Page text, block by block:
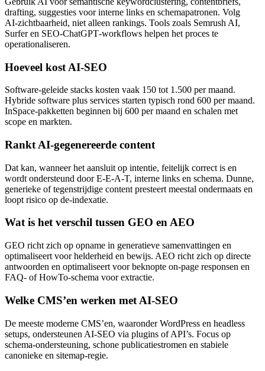
drafting, suggesties voor interne links en schemapatronen. Volg
AI‑zichtbaarheid, niet alleen rankings. Tools zoals Semrush AI,
Surfer en SEO‑ChatGPT‑workflows helpen het proces te
operationaliseren.
Hoeveel kost AI‑SEO
Software‑geleide stacks kosten vaak 150 tot 1.500 per maand.
Hybride software plus services starten typisch rond 600 per maand.
InSpace‑pakketten beginnen bij 600 per maand en schalen met
scope en markten.
Rankt AI‑gegenereerde content
Dat kan, wanneer het aansluit op intentie, feitelijk correct is en
wordt ondersteund door E‑E‑A‑T, interne links en schema. Dunne,
generieke of tegenstrijdige content presteert meestal ondermaats en
loopt risico op de‑indexatie.
Wat is het verschil tussen GEO en AEO
GEO richt zich op opname in generatieve samenvattingen en
optimaliseert voor helderheid en bewijs. AEO richt zich op directe
antwoorden en optimaliseert voor beknopte on‑page responsen en
FAQ‑ of HowTo‑schema voor extractie.
Welke CMS’en werken met AI‑SEO
De meeste moderne CMS’en, waaronder WordPress en headless
setups, ondersteunen AI‑SEO via plugins of API’s. Focus op
schema‑ondersteuning, schone publicatiestromen en stabiele
canonieke en sitemap‑regie.